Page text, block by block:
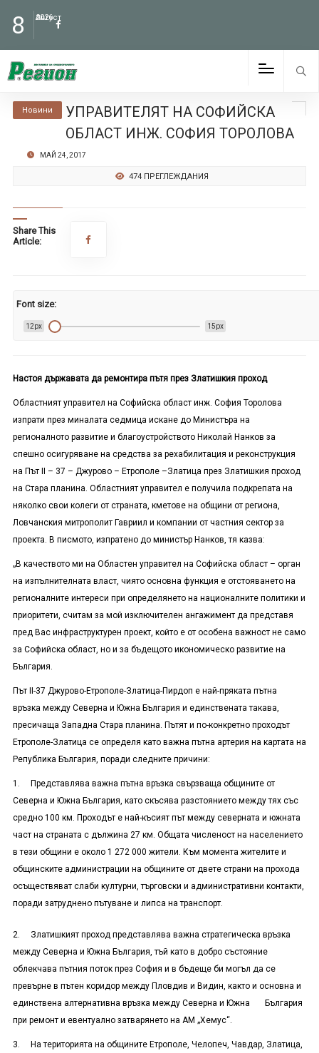
8 Август
2026
Новини
УПРАВИТЕЛЯТ НА СОФИЙСКА
ОБЛАСТ ИНЖ. СОФИЯ ТОРОЛОВА
МАЙ 24, 2017
474 ПРЕГЛЕЖДАНИЯ
Share This
Article:
Font size:
12px 15px
Настоя държавата да ремонтира пътя през Златишкия проход
Областният управител на Софийска област инж. София Торолова
изпрати през миналата седмица искане до Министъра на
регионалното развитие и благоустройството Николай Нанков за
спешно осигуряване на средства за рехабилитация и реконструкция
на Път II – 37 – Джурово – Етрополе –Златица през Златишкия проход
на Стара планина. Областният управител е получила подкрепата на
няколко свои колеги от страната, кметове на общини от региона,
Ловчанския митрополит Гавриил и компании от частния сектор за
проекта. В писмото, изпратено до министър Нанков, тя казва:
„В качеството ми на Областен управител на Софийска област – орган
на изпълнителната власт, чиято основна функция е отстояването на
регионалните интереси при определянето на националните политики и
приоритети, считам за мой изключителен ангажимент да представя
пред Вас инфраструктурен проект, който е от особена важност не само
за Софийска област, но и за бъдещото икономическо развитие на
България.
Път II-37 Джурово-Етрополе-Златица-Пирдоп е най-пряката пътна
връзка между Северна и Южна България и единствената такава,
пресичаща Западна Стара планина. Пътят и по-конкретно проходът
Етрополе-Златица се определя като важна пътна артерия на картата на
Република България, поради следните причини:
1. Представлява важна пътна връзка свързваща общините от
Северна и Южна България, като скъсява разстоянието между тях със
средно 100 км. Проходът е най-късият път между северната и южната
част на страната с дължина 27 км. Общата численост на населението
в тези общини е около 1 272 000 жители. Към момента жителите и
общинските администрации на общините от двете страни на прохода
осъществяват слаби културни, търговски и административни контакти,
поради затруднено пътуване и липса на транспорт.
2. Златишкият проход представлява важна стратегическа връзка
между Северна и Южна България, тъй като в добро състояние
облекчава пътния поток през София и в бъдеще би могъл да се
превърне в пътен коридор между Пловдив и Видин, както и основна и
единствена алтернативна връзка между Северна и Южна България
при ремонт и евентуално затварянето на АМ „Хемус“.
3. На територията на общините Етрополе, Челопеч, Чавдар, Златица,